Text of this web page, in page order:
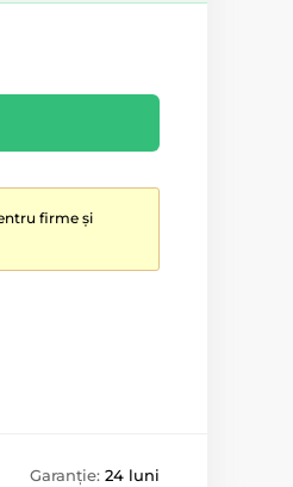
firme și
Garanție: 24 luni